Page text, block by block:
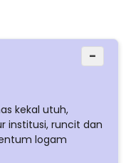
−
kekal utuh,
institusi, runcit dan
logam